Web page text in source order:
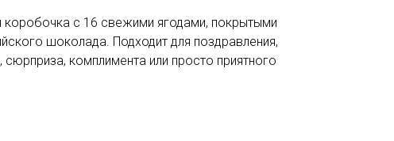
коробочка с 16 свежими ягодами, покрытыми
шоколада. Подходит для поздравления,
комплимента или просто приятного